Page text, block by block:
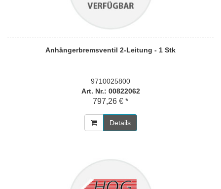
Anhängerbremsventil 2-Leitung - 1 Stk
9710025800
Art. Nr.: 00822062
797,26 € *
Details